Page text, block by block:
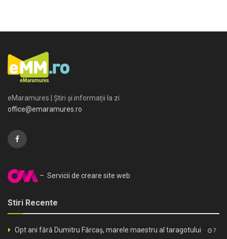
eMaramures | Știri și informații la zi
office@emaramures.ro
– Servicii de creare site web
Stiri Recente
Opt ani fără Dumitru Fărcaș, marele maestru al taragotului 7